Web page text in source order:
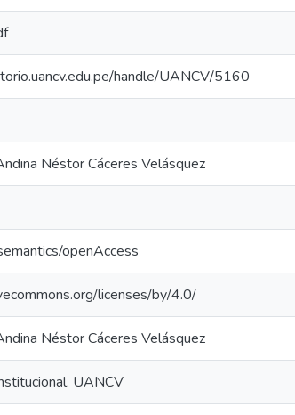
handle/UANCV/5160
Néstor Cáceres Velásquez
openAccess
licenses/by/4.0/
Néstor Cáceres Velásquez
UANCV